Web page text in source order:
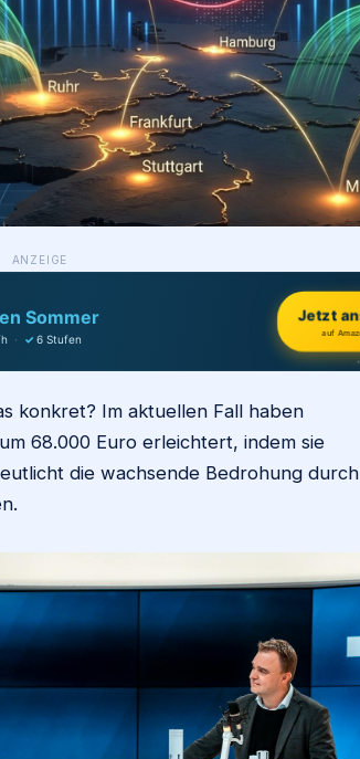
ANZEIGE
Sommer
· ✓ 6 Stufen
Jetzt
auf
konkret? Im aktuellen Fall haben
68.000 Euro erleichtert, indem sie
die wachsende Bedrohung durch